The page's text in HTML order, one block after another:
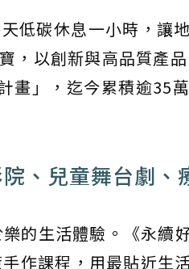
低碳休息一小時，讓
，以創新與高品質產
畫」，迄今累積逾35
、兒童舞台劇、
的生活體驗。《永續
作課程，用最貼近生